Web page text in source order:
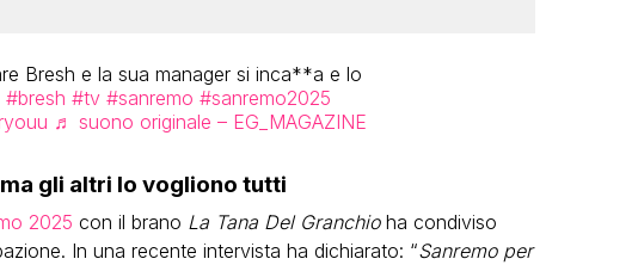
Bresh e la sua manager si inca**a e lo
#bresh #tv #sanremo #sanremo2025
♬ suono originale – EG_MAGAZINE
gli altri lo vogliono tutti
2025 con il brano La Tana Del Granchioha condiviso
In una recente intervista ha dichiarato: “Sanremo per